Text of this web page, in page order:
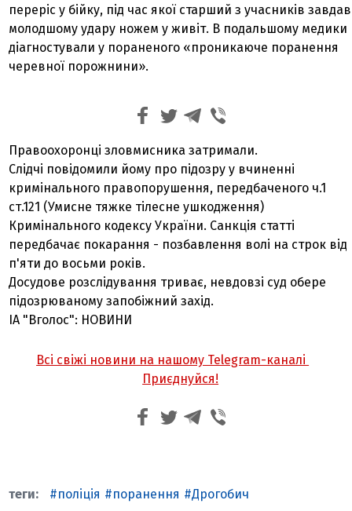
переріс у бійку, під час якої старший з учасників завдав
молодшому удару ножем у живіт. В подальшому медики
діагностували у пораненого «проникаюче поранення
черевної порожнини».
Правоохоронці зловмисника затримали.
Слідчі повідомили йому про підозру у вчиненні
кримінального правопорушення, передбаченого ч.1
ст.121 (Умисне тяжке тілесне ушкодження)
Кримінального кодексу України. Санкція статті
передбачає покарання - позбавлення волі на строк від
п'яти до восьми років.
Досудове розслідування триває, невдовзі суд обере
підозрюваному запобіжний захід.
ІА "Вголос": НОВИНИ
Всі свіжі новини на нашому Telegram-каналі
Приєднуйся!
поліція поранення Дрогобич